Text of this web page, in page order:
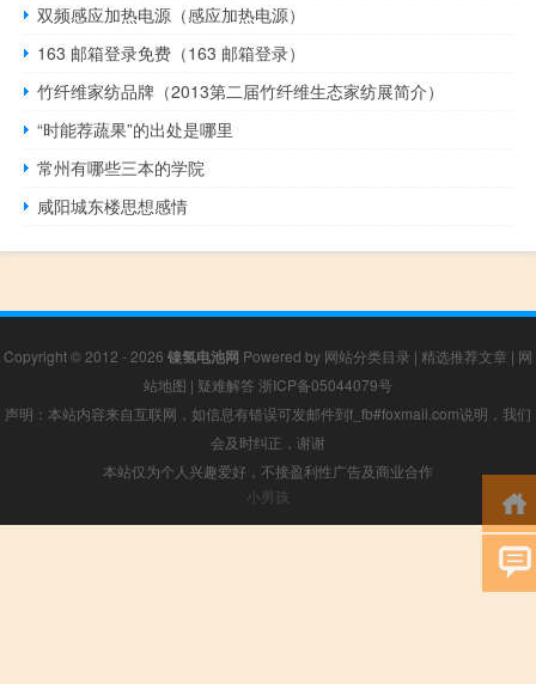
双频感应加热电源（感应加热电源）
163 邮箱登录免费（163 邮箱登录）
竹纤维家纺品牌（2013第二届竹纤维生态家纺展简介）
“时能荐蔬果”的出处是哪里
常州有哪些三本的学院
咸阳城东楼思想感情
Copyright © 2012 - 2026 镍氢电池网 Powered by 网站分类目录 | 精选推荐文章 | 网
站地图 | 疑难解答 浙ICP备05044079号
声明：本站内容来自互联网，如信息有错误可发邮件到f_fb#foxmail.com说明，我们
会及时纠正，谢谢
本站仅为个人兴趣爱好，不接盈利性广告及商业合作
小男孩